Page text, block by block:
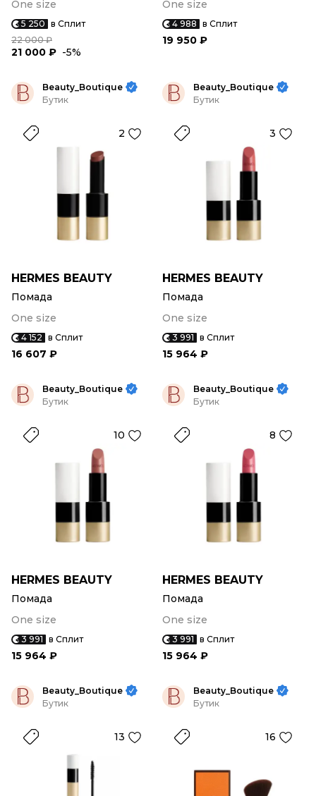
One size
5 250 в Сплит
22 000 ₽
21 000 ₽ -5%
One size
4 988 в Сплит
19 950 ₽
Beauty_Boutique
Бутик
2
HERMES BEAUTY
Помада
One size
4 152 в Сплит
16 607 ₽
Beauty_Boutique
Бутик
3
HERMES BEAUTY
Помада
One size
3 991 в Сплит
15 964 ₽
Beauty_Boutique
Бутик
10
HERMES BEAUTY
Помада
One size
3 991 в Сплит
15 964 ₽
Beauty_Boutique
Бутик
8
HERMES BEAUTY
Помада
One size
3 991 в Сплит
15 964 ₽
Beauty_Boutique
Бутик
13
Beauty_Boutique
Бутик
16